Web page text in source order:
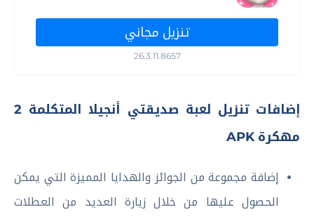
تنزيل مجاني
26.3.11.8657
إضافات تنزيل لعبة صديقتي أنجيلا المتكلمة 2
مهكرة APK
إضافة مجموعة من الجوائز والهدايا المميزة التي يمكن
الحصول عليها من خلال زيارة العديد من العطلات